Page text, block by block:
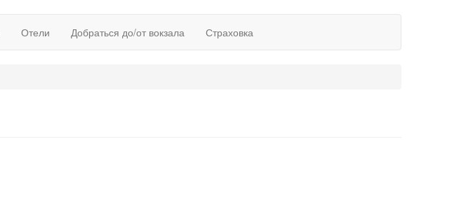
Отели Добраться до/от вокзала Страховка